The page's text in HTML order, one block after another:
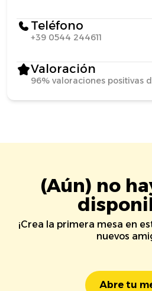
Teléfono
+39 0544 244611
Valoración
96% valoraciones positivas
(Aún) no
¡Crea la primera mesa en
nuevos
Abre tu